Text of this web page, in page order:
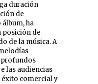
duración
de
álbum, ha
posición de
de la música. A
profundos
las audiencias
éxito comercial y